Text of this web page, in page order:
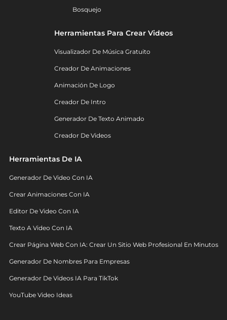
Bosquejo
Herramientas Para Crear Videos
Visualizador De Música Gratuito
Creador De Animaciones
Animación De Logo
Creador De Intro
Generador De Texto Animado
Creador De Videos
Herramientas De IA
Generador De Video Con IA
Crear Animaciones Con IA
Editor De Video Con IA
Texto A Video Con IA
Crear Página Web Con IA: Crear Un Sitio Web Profesional En Minutos
Generador De Nombres Para Empresas
Generador De Videos IA Para TikTok
YouTube Video Ideas